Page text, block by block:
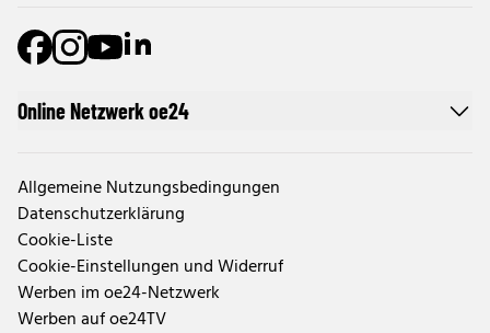
Online Netzwerk oe24
Allgemeine Nutzungsbedingungen
Datenschutzerklärung
Cookie-Liste
Cookie-Einstellungen und Widerruf
Werben im oe24-Netzwerk
Werben auf oe24TV